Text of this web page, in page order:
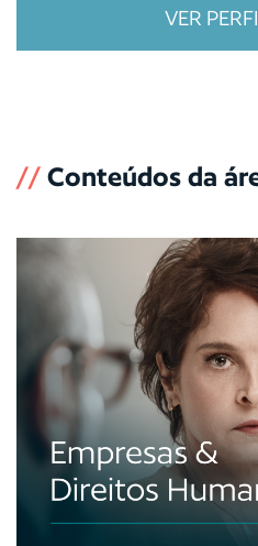
VER
// Conteúdos da